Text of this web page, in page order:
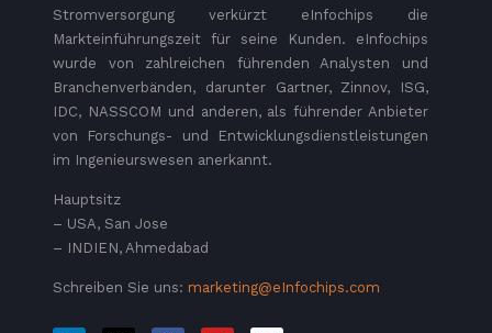
Stromversorgung verkürzt eInfochips die
Markteinführungszeit für seine Kunden. eInfochips
wurde von zahlreichen führenden Analysten und
Branchenverbänden, darunter Gartner, Zinnov, ISG,
IDC, NASSCOM und anderen, als führender Anbieter
von Forschungs- und Entwicklungsdienstleistungen
im Ingenieurswesen anerkannt.
Hauptsitz
– USA, San Jose
– INDIEN, Ahmedabad
Schreiben Sie uns: marketing@eInfochips.com